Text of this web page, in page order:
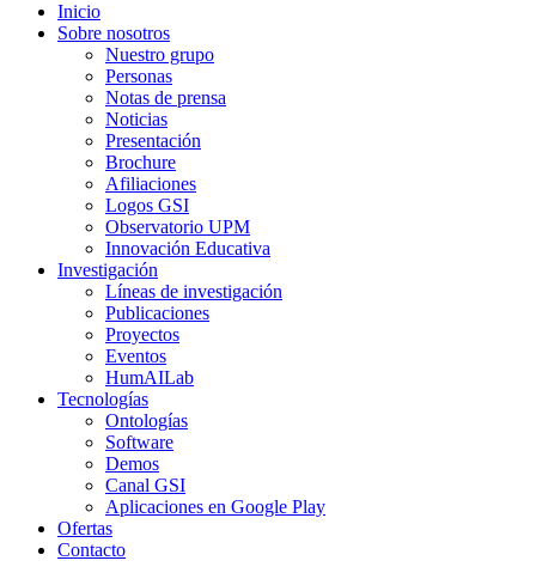
Inicio
Sobre nosotros
Nuestro grupo
Personas
Notas de prensa
Noticias
Presentación
Brochure
Afiliaciones
Logos GSI
Observatorio UPM
Innovación Educativa
Investigación
Líneas de investigación
Publicaciones
Proyectos
Eventos
HumAILab
Tecnologías
Ontologías
Software
Demos
Canal GSI
Aplicaciones en Google Play
Ofertas
Contacto